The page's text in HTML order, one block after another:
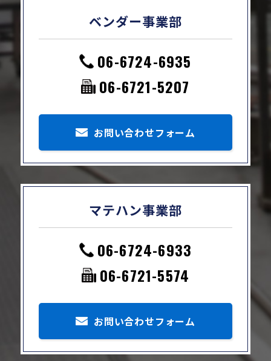
ベンダー事業部
06-6724-6935
06-6721-5207
お問い合わせフォーム
マテハン事業部
06-6724-6933
06-6721-5574
お問い合わせフォーム